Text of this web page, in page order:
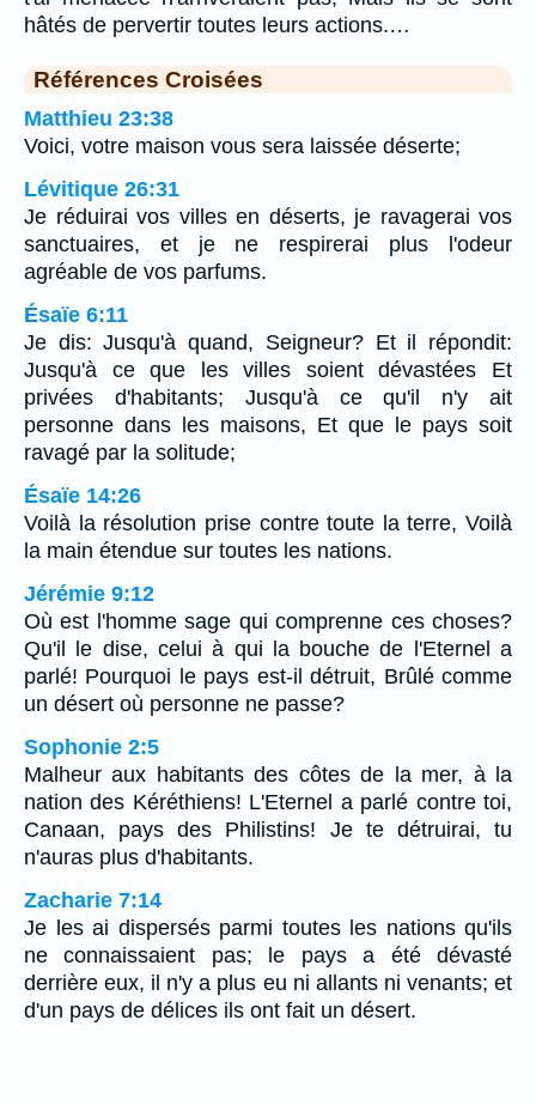
hâtés de pervertir toutes leurs actions.…
Références Croisées
Matthieu 23:38
Voici, votre maison vous sera laissée déserte;
Lévitique 26:31
Je réduirai vos villes en déserts, je ravagerai vos
sanctuaires, et je ne respirerai plus l'odeur
agréable de vos parfums.
Ésaïe 6:11
Je dis: Jusqu'à quand, Seigneur? Et il répondit:
Jusqu'à ce que les villes soient dévastées Et
privées d'habitants; Jusqu'à ce qu'il n'y ait
personne dans les maisons, Et que le pays soit
ravagé par la solitude;
Ésaïe 14:26
Voilà la résolution prise contre toute la terre, Voilà
la main étendue sur toutes les nations.
Jérémie 9:12
Où est l'homme sage qui comprenne ces choses?
Qu'il le dise, celui à qui la bouche de l'Eternel a
parlé! Pourquoi le pays est-il détruit, Brûlé comme
un désert où personne ne passe?
Sophonie 2:5
Malheur aux habitants des côtes de la mer, à la
nation des Kéréthiens! L'Eternel a parlé contre toi,
Canaan, pays des Philistins! Je te détruirai, tu
n'auras plus d'habitants.
Zacharie 7:14
Je les ai dispersés parmi toutes les nations qu'ils
ne connaissaient pas; le pays a été dévasté
derrière eux, il n'y a plus eu ni allants ni venants; et
d'un pays de délices ils ont fait un désert.